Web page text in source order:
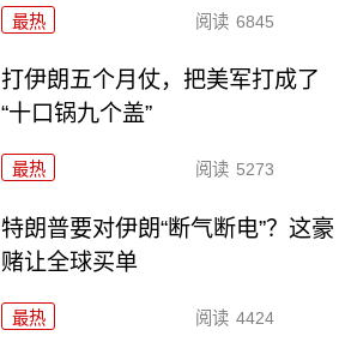
最热 阅读 6845
打伊朗五个月仗，把美军打成了
“十口锅九个盖”
最热 阅读 5273
特朗普要对伊朗“断气断电”？这豪
赌让全球买单
最热 阅读 4424